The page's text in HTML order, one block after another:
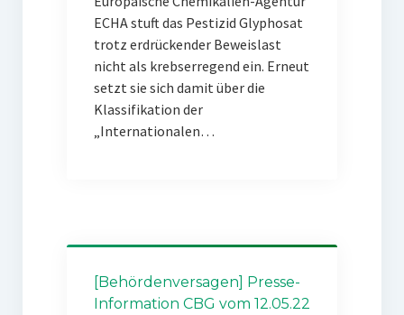
ECHA stuft das Pestizid Glyphosat
trotz erdrückender Beweislast
nicht als krebserregend ein. Erneut
setzt sie sich damit über die
Klassifikation der
„Internationalen…
[Behördenversagen] Presse-
Information CBG vom 12.05.22